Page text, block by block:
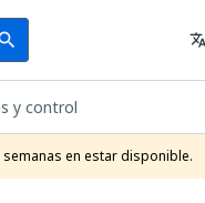
translate
y control
en estar disponible.